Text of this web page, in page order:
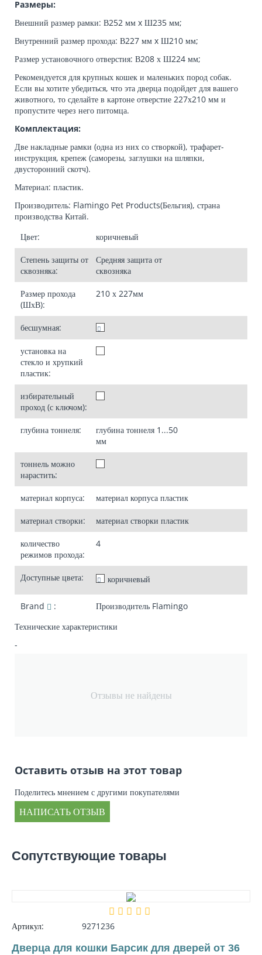
Размеры:
Внешний размер рамки: В252 мм x Ш235 мм;
Внутренний размер прохода: В227 мм x Ш210 мм;
Размер установочного отверстия: В208 х Ш224 мм;
Рекомендуется для крупных кошек и маленьких пород собак.
Если вы хотите убедиться, что эта дверца подойдет для вашего
животного, то сделайте в картоне отверстие 227х210 мм и
пропустите через него питомца.
Комплектация:
Две накладные рамки (одна из них со створкой), трафарет-
инструкция, крепеж (саморезы, заглушки на шляпки,
двусторонний скотч).
Материал: пластик.
Производитель: Flamingo Pet Products(Бельгия), страна
производства Китай.
Цвет:
коричневый
Степень защиты от
сквозняка:
Средняя защита от
сквозняка
Размер прохода
(ШхВ):
210 х 227мм
бесшумная:
установка на
стекло и хрупкий
пластик:
избирательный
проход (с ключом):
глубина тоннеля: глубина тоннеля 1...50
мм
тоннель можно
нарастить:
материал корпуса: материал корпуса пластик
материал створки: материал створки пластик
количество
режимов прохода:
4
Доступные цвета: коричневый
Brand : Производитель Flamingo
Технические характеристики
-
Отзывы не найдены
Оставить отзыв на этот товар
Поделитесь мнением с другими покупателями
НАПИСАТЬ ОТЗЫВ
Сопутствующие товары
Артикул: 9271236
Дверца для кошки Барсик для дверей от 36